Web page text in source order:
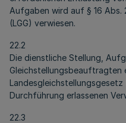
Aufgaben wird auf § 16 Abs.
(LGG) verwiesen.
22.2
Die dienstliche Stellung,
Gleichstellungsbeauftragten
Landesgleichstellungsgesetz
Durchführung erlassenen
22.3